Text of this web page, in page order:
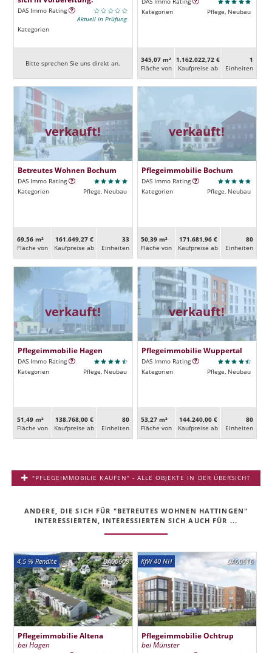
DAS Immo Rating
Aktuell in Prüfung
Kategorien
Bitte sprechen Sie uns direkt an.
Kategorien
Pflege, Neubau
345,07 m²
Fläche von
1.162.022,72 €
Kaufpreise ab
1
Ein­heiten
verkauft!
Betreutes Wohnen Bochum
DAS Immo Rating
Kategorien
Pflege, Neubau
69,56 m²
Fläche von
161.649,27 €
Kaufpreise ab
33
Ein­heiten
verkauft!
Pflegeimmobilie Bochum
DAS Immo Rating
Kategorien
Pflege, Neubau
50,39 m²
Fläche von
171.681,96 €
Kaufpreise ab
80
Ein­heiten
verkauft!
Pflegeimmobilie Hagen
DAS Immo Rating
Kategorien
Pflege, Neubau
51,49 m²
Fläche von
138.768,00 €
Kaufpreise ab
80
Ein­heiten
verkauft!
Pflegeimmobilie Wuppertal
DAS Immo Rating
Kategorien
Pflege, Neubau
53,27 m²
Fläche von
144.240,00 €
Kaufpreise ab
80
Ein­heiten
"PFLEGEIMMOBILIE KAUFEN" - ALLE OBJEKTE IN DER ÜBERSICHT
ANDERE, DIE SICH FÜR "BETREUTES WOHNEN HATTINGEN"
INTERESSIERTEN, INTERESSIERTEN SICH AUCH FÜR ...
DA00609
4,5 % Rendite
Pflegeimmobilie Altena
bei Hagen
DA00616
KfW 40 NH
Pflegeimmobilie Ochtrup
bei Münster